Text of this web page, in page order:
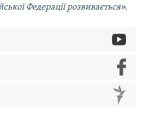
Федерації розвивається».